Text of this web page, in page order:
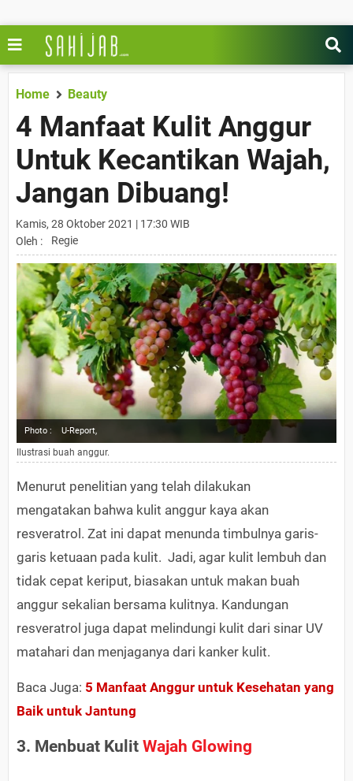
Home Beauty
4 Manfaat Kulit Anggur
Untuk Kecantikan Wajah,
Jangan Dibuang!
Kamis, 28 Oktober 2021 | 17:30 WIB
Oleh :
Regie
Photo : U-Report,
Ilustrasi buah anggur.
Menurut penelitian yang telah dilakukan
mengatakan bahwa kulit anggur kaya akan
resveratrol. Zat ini dapat menunda timbulnya garis-
garis ketuaan pada kulit. Jadi, agar kulit lembuh dan
tidak cepat keriput, biasakan untuk makan buah
anggur sekalian bersama kulitnya. Kandungan
resveratrol juga dapat melindungi kulit dari sinar UV
matahari dan menjaganya dari kanker kulit.
Baca Juga: 5 Manfaat Anggur untuk Kesehatan yang
Baik untuk Jantung
3. Menbuat Kulit Wajah Glowing